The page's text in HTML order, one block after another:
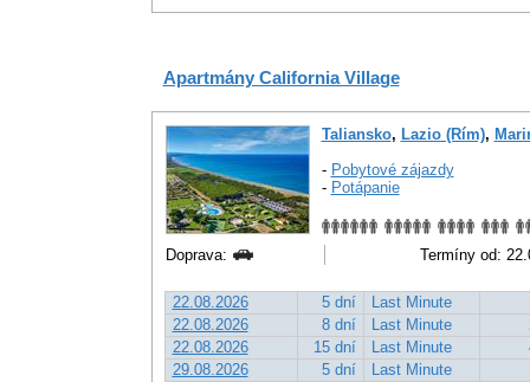
Apartmány California Village
Taliansko, Lazio (Rím),
- Pobytové zájazdy
- Potápanie
Doprava: Termíny od:
22.08.2026 5 dní Last Minute
22.08.2026
8 dní Last Minute
22.08.2026
15 dní Last Minute
29.08.2026
5 dní Last Minute